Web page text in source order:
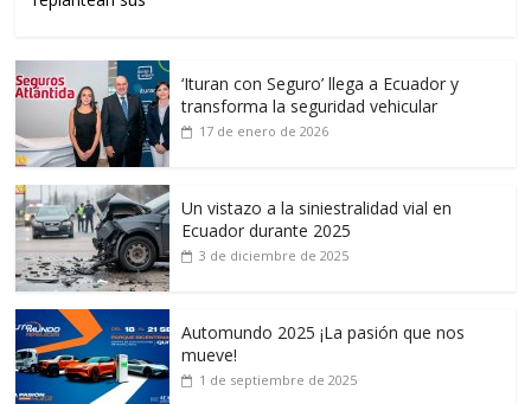
‘Ituran con Seguro’ llega a Ecuador y
transforma la seguridad vehicular
17 de enero de 2026
Un vistazo a la siniestralidad vial en
Ecuador durante 2025
3 de diciembre de 2025
Automundo 2025 ¡La pasión que nos
mueve!
1 de septiembre de 2025